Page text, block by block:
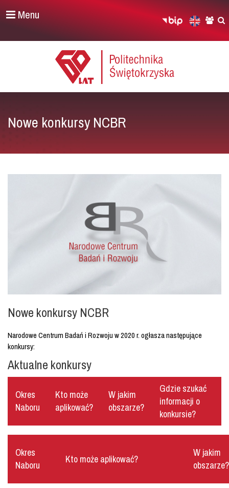
Menu
Nowe konkursy NCBR
Nowe konkursy NCBR
Narodowe Centrum Badań i Rozwoju w 2020 r. ogłasza następujące
konkursy:
Aktualne konkursy
Okres
Naboru
Kto może
aplikować?
W jakim
obszarze?
Gdzie szukać
informacji o
konkursie?
Okres
Naboru
Kto może aplikować?
W jakim
obszarze?